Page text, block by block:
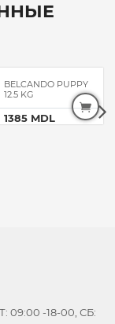
BELCANDO PUPPY
12.5 KG
1385 MDL
09:00 -18-00, СБ: